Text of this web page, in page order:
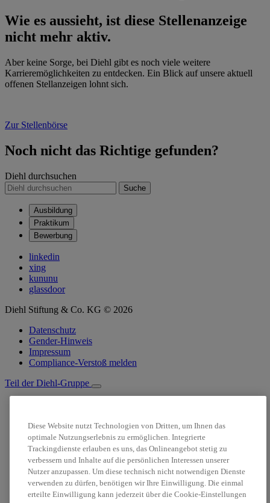
Wie es aussieht, ist diese Stellenanzeige
nicht mehr aktiv.
Aber keine Sorge, bei Diehl gibt es noch viele weitere
Karrieremöglichkeiten zu entdecken. Ein Blick auf unsere aktuell
offenen Stellanzeigen lohnt sich.
Zur Stellenbörse
Noch nicht das Richtige gefunden?
Diehl durchsuchen
Suche
Ausbildung
Praktikum
Bewerbung
linkedin
xing
kununu
glassdoor
Diehl Stiftung & Co. KG © 2026
Datenschutz
Gender-Hinweis
Impressum
Compliance-Verstoß melden
Teil der Diehl-Gruppe
Login
Diese Website nutzt Technologien von Dritten, um Ihnen das
optimale Nutzungserlebnis zu ermöglichen. Integrierte
Trackingdienste erlauben es uns, das Onlineangebot stetig zu
verbessern und Inhalte auf die persönlichen Interessen unserer
Nutzer anzupassen. Um diese technisch nicht notwendigen Dienste
verwenden zu dürfen, benötigen wir Ihre Einwilligung. Die einmal
erteilte Einwilligung kann jederzeit über die Cookie-Einstellungen